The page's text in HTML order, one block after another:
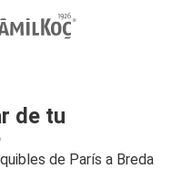
de tu
de París a Breda